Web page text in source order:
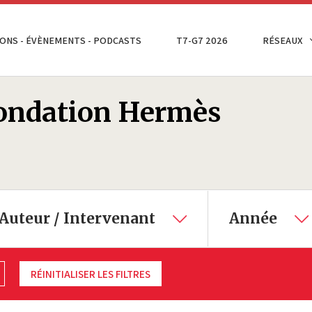
- ÉVÈNEMENTS - PODCASTS T7-G7 2026 RÉSEAUX
Hermès
/ Intervenant Année
RÉINITIALISER LES FILTRES